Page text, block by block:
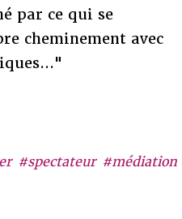
#spectateur #médiation
par ce qui se
cheminement avec